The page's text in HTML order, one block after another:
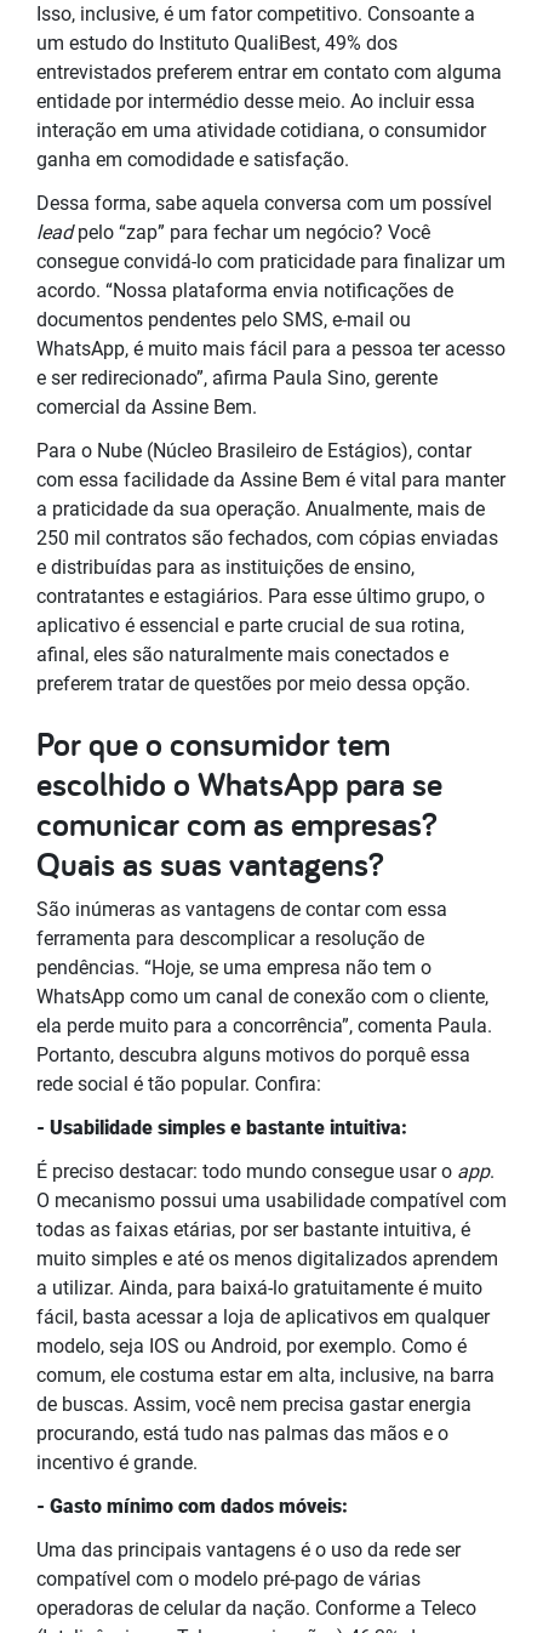
Isso, inclusive, é um fator competitivo. Consoante a
um estudo do Instituto QualiBest, 49% dos
entrevistados preferem entrar em contato com alguma
entidade por intermédio desse meio. Ao incluir essa
interação em uma atividade cotidiana, o consumidor
ganha em comodidade e satisfação.
Dessa forma, sabe aquela conversa com um possível
leadpelo “zap” para fechar um negócio? Você
consegue convidá-lo com praticidade para finalizar um
acordo. “Nossa plataforma envia notificações de
documentos pendentes pelo SMS, e-mail ou
WhatsApp, é muito mais fácil para a pessoa ter acesso
e ser redirecionado”, afirma Paula Sino, gerente
comercial da Assine Bem.
Para o Nube (Núcleo Brasileiro de Estágios), contar
com essa facilidade da Assine Bem é vital para manter
a praticidade da sua operação. Anualmente, mais de
250 mil contratos são fechados, com cópias enviadas
e distribuídas para as instituições de ensino,
contratantes e estagiários. Para esse último grupo, o
aplicativo é essencial e parte crucial de sua rotina,
afinal, eles são naturalmente mais conectados e
preferem tratar de questões por meio dessa opção.
Por que o consumidor tem
escolhido o WhatsApp para se
comunicar com as empresas?
Quais as suas vantagens?
São inúmeras as vantagens de contar com essa
ferramenta para descomplicar a resolução de
pendências. “Hoje, se uma empresa não tem o
WhatsApp como um canal de conexão com o cliente,
ela perde muito para a concorrência”, comenta Paula.
Portanto, descubra alguns motivos do porquê essa
rede social é tão popular. Confira:
- Usabilidade simples e bastante intuitiva:
É preciso destacar: todo mundo consegue usar o app.
O mecanismo possui uma usabilidade compatível com
todas as faixas etárias, por ser bastante intuitiva, é
muito simples e até os menos digitalizados aprendem
a utilizar. Ainda, para baixá-lo gratuitamente é muito
fácil, basta acessar a loja de aplicativos em qualquer
modelo, seja IOS ou Android, por exemplo. Como é
comum, ele costuma estar em alta, inclusive, na barra
de buscas. Assim, você nem precisa gastar energia
procurando, está tudo nas palmas das mãos e o
incentivo é grande.
- Gasto mínimo com dados móveis:
Uma das principais vantagens é o uso da rede ser
compatível com o modelo pré-pago de várias
operadoras de celular da nação. Conforme a Teleco